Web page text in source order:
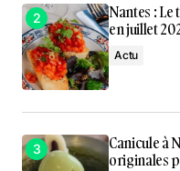
Nantes : Le
en juillet
Actu
Canicule à
originales